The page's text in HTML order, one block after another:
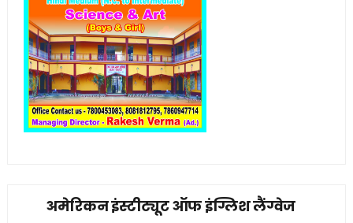
अमेरिकन इंस्टीट्यूट ऑफ इंग्लिश लैंग्वेज